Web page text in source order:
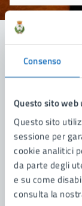
Consenso
Questo sito web
Questo sito
sessione per
cookie analitici
da parte degli
e su come
consulta la
Contatta il
Richiedi
Prenota
Problemi in
Segnala